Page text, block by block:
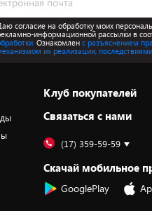
согласие на обработку моих
информационной рассылки в
Ознакомлен с разъяснением
их реализации,
Клуб покупателей
Cвязаться с нами
(17) 359-59-59
Скачай мобильное
GooglePlay